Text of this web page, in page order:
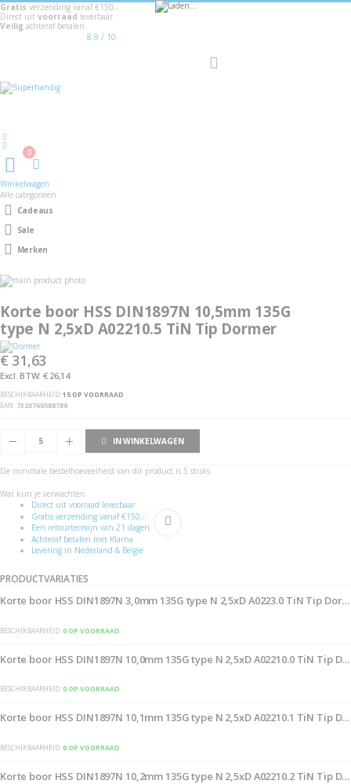
Gratis verzending vanaf €150,-
Direct uit voorraad leverbaar.
Veilig achteraf betalen.
8.9 / 10
Winkelwagen
0
Winkelwagen
Alle categorieën
Cadeaus
Sale
Merken
Ga
naar
einde
van
de
afbeeldingen-
gallerij
het
begin
van
de
afbeeldingen-
gallerij
Korte boor HSS DIN1897N 10,5mm 135G
type N 2,5xD A02210.5 TiN Tip Dormer
€ 31,63
€ 26,14
BESCHIKBAARHEID:15 OP VOORRAAD
EAN 7320760588789
IN WINKELWAGEN
De minimale bestelhoeveelheid van dit product is 5 stuks.
Wat kun je verwachten
Direct uit voorraad leverbaar
Gratis verzending vanaf €150,-
Een retourtermijn van 21 dagen
Achteraf betalen met Klarna
Levering in Nederland & België
PRODUCTVARIATIES
Korte boor HSS DIN1897N 3,0mm 135G type N 2,5xD A0223.0 TiN Tip
BESCHIKBAARHEID:0 OP VOORRAAD
Korte boor HSS DIN1897N 10,0mm 135G type N 2,5xD A02210.0 TiN Tip
BESCHIKBAARHEID:0 OP VOORRAAD
Korte boor HSS DIN1897N 10,1mm 135G type N 2,5xD A02210.1 TiN Tip
BESCHIKBAARHEID:0 OP VOORRAAD
Korte boor HSS DIN1897N 10,2mm 135G type N 2,5xD A02210.2 TiN Tip